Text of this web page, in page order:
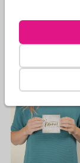
Adres:
Formaten